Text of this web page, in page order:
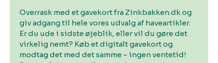
Overrask med et gavekort fra Zinkbakken.dk og
giv adgang til hele vores udvalg af haveartikler.
Er du ude i sidste øjeblik, eller vil du gøre det
virkelig nemt? Køb et digitalt gavekort og
modtag det med det samme – ingen ventetid!